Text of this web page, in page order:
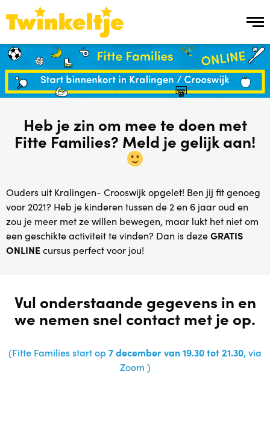
Over ons
Over ons
Team Twinkeltje
Werken bij
Ons aanbod
Ons aanbod
Dreumestijd
Peuter in Zicht
Heb je zin om mee te doen met
Fitte Families? Meld je gelijk aan!
Ouders uit Kralingen- Crooswijk opgelet! Ben jij fit genoeg
voor 2021? Heb je kinderen tussen de 2 en 6 jaar oud en
zou je meer met ze willen bewegen, maar lukt het niet om
een geschikte activiteit te vinden? Dan is dezeGRATIS
ONLINEcursus perfect voor jou!
Vul onderstaande gegevens in en
we nemen snel contact met je op.
(Fitte Families start op 7 december van19.30 tot 21.30, via
Zoom )